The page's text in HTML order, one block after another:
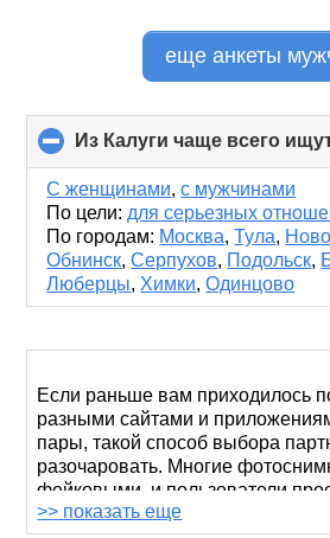
еще анкеты
Из Калуги чаще всего
С женщинами,с мужчинами
По цели: для серьезных
По городам: Москва,Тула,
Обнинск,Серпухов, Подольск,
Люберцы, Химки,Одинцово
Если раньше вам приходилось
разными сайтами и
пары, такой способ выбора
разочаровать. Многие
фейковыми, и пользователи
а не пытались создать
>> показать еще